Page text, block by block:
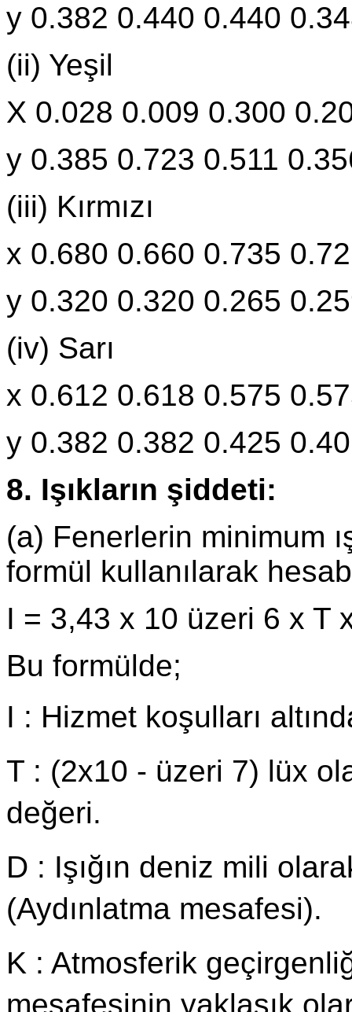
y 0.382 0.440 0.440
(ii) Yeşil
X 0.028 0.009 0.300
y 0.385 0.723 0.511
(iii) Kırmızı
x 0.680 0.660 0.735
y 0.320 0.320 0.265
(iv) Sarı
x 0.612 0.618 0.575
y 0.382 0.382 0.425
8. Işıkların şiddeti:
(a) Fenerlerin minimum
formül kullanılarak
I = 3,43 x 10 üzeri 6 x T
Bu formülde;
I : Hizmet koşulları
T : (2x10 - üzeri 7) lüx
değeri.
D : Işığın deniz mili
(Aydınlatma mesafesi).
K : Atmosferik
mesafesinin yaklaşık